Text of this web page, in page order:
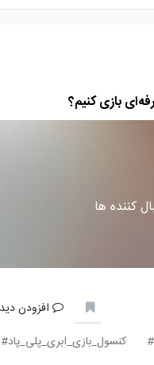
بازی کنیم؟
کننده ها
افزودن
کنسول_بازی_ابری_پلی_پاد#